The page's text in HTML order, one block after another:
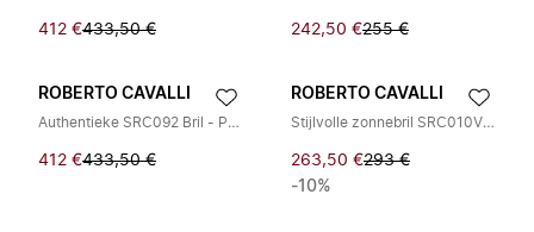
412 €433,50 € 242,50 €255 €
ROBERTO CAVALLI
Authentieke SRC092 Bril - Premium Kwaliteit!
412 €433,50 €
ROBERTO CAVALLI
Stijlvolle zonnebril SRC010V voor de zomer
263,50 €293 €
-10%